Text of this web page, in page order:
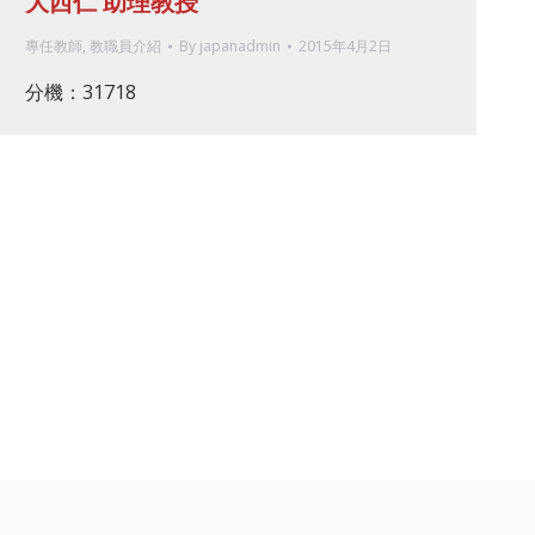
專任教師, 教職員介紹 By japanadmin 2015年4月2日
分機：31718